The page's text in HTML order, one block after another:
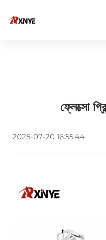
ফ্লেক্সো
2025-07-20 16:55:44